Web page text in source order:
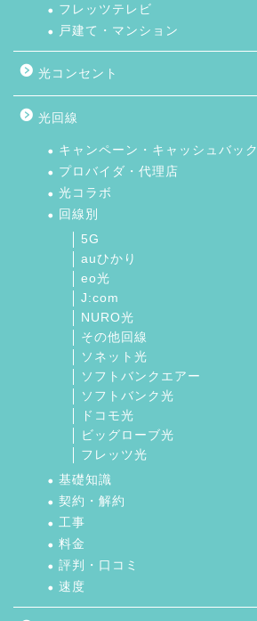
フレッツテレビ
戸建て・マンション
光コンセント
光回線
キャンペーン・キャッシュバック
プロバイダ・代理店
光コラボ
回線別
5G
auひかり
eo光
J:com
NURO光
その他回線
ソネット光
ソフトバンクエアー
ソフトバンク光
ドコモ光
ビッグローブ光
フレッツ光
基礎知識
契約・解約
工事
料金
評判・口コミ
速度